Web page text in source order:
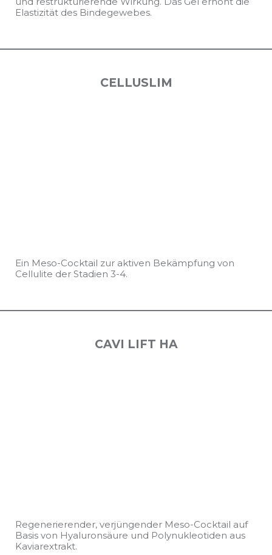
Elastizität des Bindegewebes.
CELLUSLIM
Ein Meso-Cocktail zur aktiven Bekämpfung von
Cellulite der Stadien 3-4.
СAVI LIFT HA
Regenerierender, verjüngender Meso-Cocktail auf
Basis von Hyaluronsäure und Polynukleotiden aus
Kaviarextrakt.